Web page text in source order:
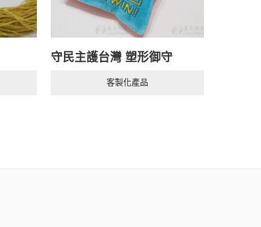
守民主護台灣 塑形御守
客製化產品